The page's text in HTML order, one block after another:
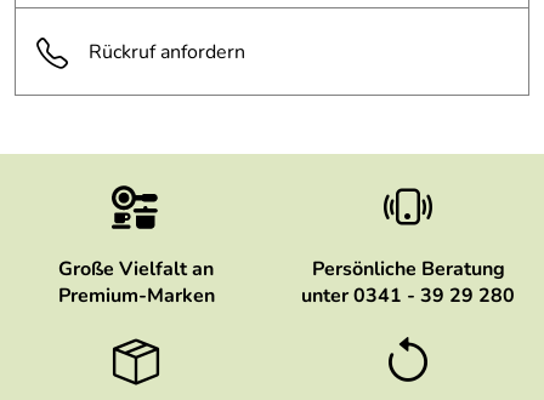
Rückruf anfordern
Große Vielfalt an
Premium-Marken
Persönliche Beratung
unter 0341 - 39 29 280